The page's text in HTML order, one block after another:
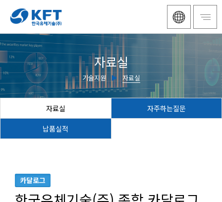
자료실
기술지원 ▶ 자료실
자료실 자주하는질문
납품실적
카달로그